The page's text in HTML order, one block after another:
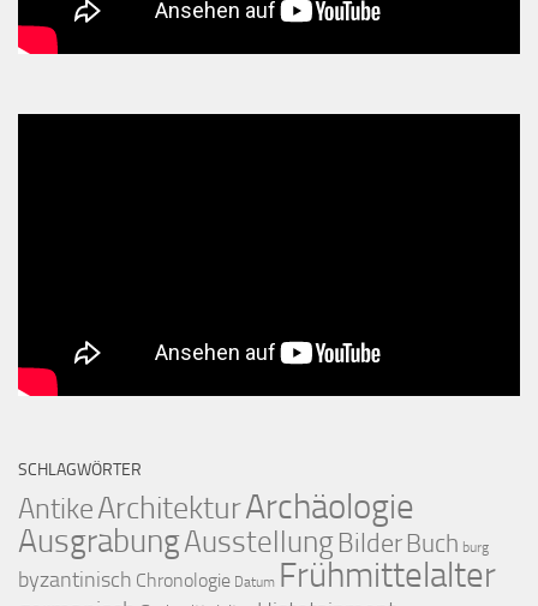
SCHLAGWÖRTER
AntikeArchitekturArchäologie
AusgrabungAusstellungBilder Buch burg
byzantinisch Chronologie Datum Frühmittelalter